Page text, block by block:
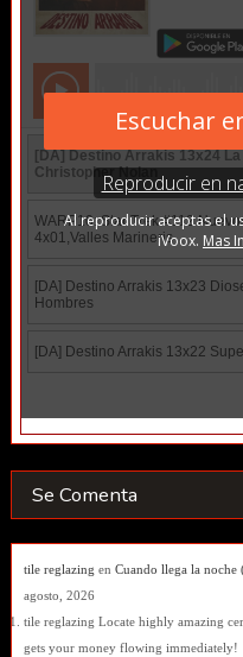
Se Comenta
tile reglazing en Cuando llega la noche
agosto, 2026
tile reglazing Locate highly amazing
gets your money flowing immediately!